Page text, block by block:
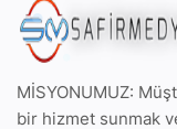
MİSYONUMUZ:
bir hizmet sunmak